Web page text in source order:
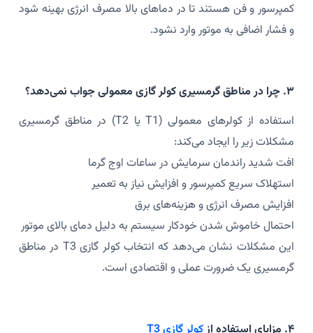
کمپرسور و فن هستند تا در دماهای بالا مصرف انرژی بهینه شود
و فشار اضافی به موتور وارد نشود.
۳. چرا در مناطق گرمسیری کولر گازی معمولی جواب نمی‌دهد؟
استفاده از کولرهای معمولی (T1 یا T2) در مناطق گرمسیری
مشکلات زیر را ایجاد می‌کند:
افت شدید راندمان سرمایش در ساعات اوج گرما
استهلاک سریع کمپرسور و افزایش نیاز به تعمیر
افزایش مصرف انرژی و هزینه‌های برق
احتمال خاموش شدن خودکار سیستم به دلیل دمای بالای موتور
این مشکلات نشان می‌دهد که انتخاب کولر گازی T3 در مناطق
گرمسیری یک ضرورت عملی و اقتصادی است.